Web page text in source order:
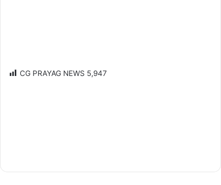
CG PRAYAG NEWS 5,947